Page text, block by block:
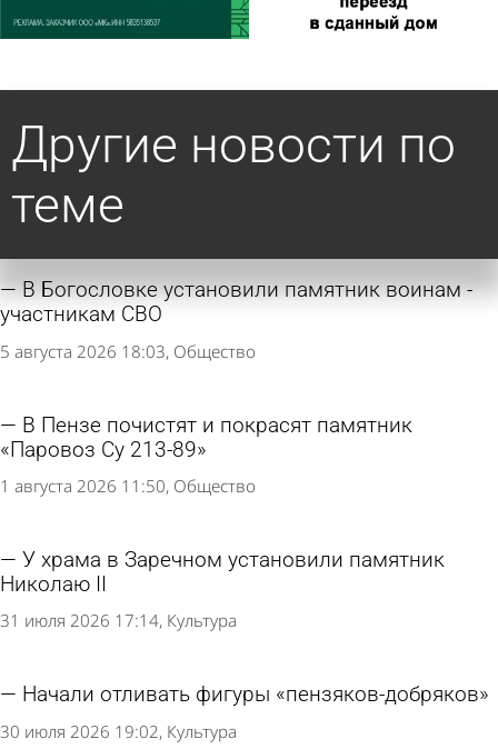
Другие новости по
теме
В Богословке установили памятник воинам -
участникам СВО
5 августа 2026 18:03 Общество
В Пензе почистят и покрасят памятник
«Паровоз Су 213-89»
1 августа 2026 11:50 Общество
У храма в Заречном установили памятник
Николаю II
31 июля 2026 17:14 Культура
Начали отливать фигуры «пензяков-добряков»
30 июля 2026 19:02 Культура